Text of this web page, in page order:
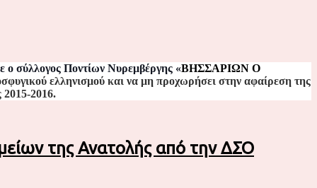
ο σύλλογος Ποντίων Νυρεμβέργης «ΒΗΣΣΑΡΙΩΝ Ο
ελληνισμού και να μη προχωρήσει στην αφαίρεση της
2015-2016.
της Ανατολής από την ΔΣΟ